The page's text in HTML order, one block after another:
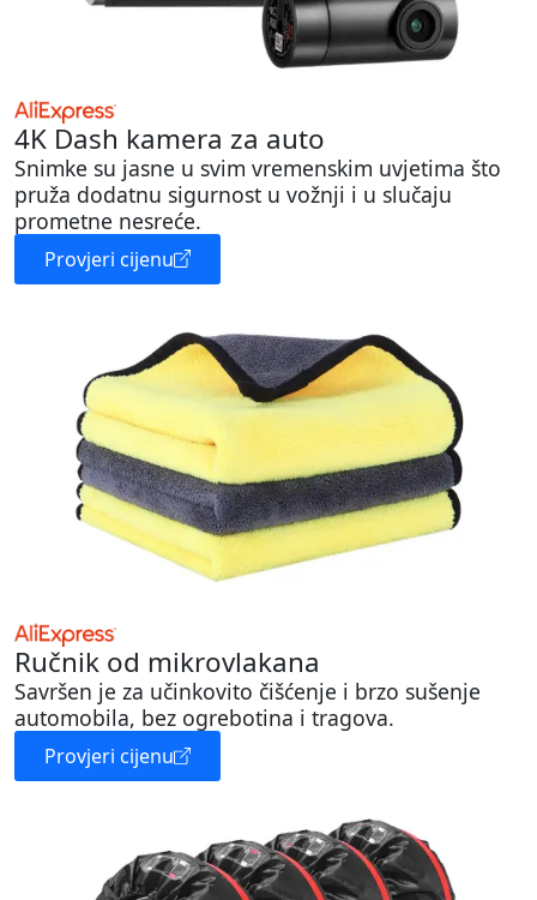
4K Dash kamera za auto
Snimke su jasne u svim vremenskim uvjetima što
pruža dodatnu sigurnost u vožnji i u slučaju
prometne nesreće.
Provjeri cijenu
Ručnik od mikrovlakana
Savršen je za učinkovito čišćenje i brzo sušenje
automobila, bez ogrebotina i tragova.
Provjeri cijenu